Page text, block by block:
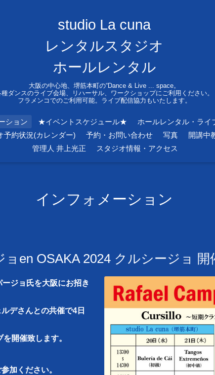
studio La cuna
レンタルスタジオ
ホールレンタル
大阪の中心地、堺筋本町の“Dance & Live ... space。
種ダンスのライブ会場、リハーサル、ワークショップにご利用ください。
フラメンコでのご利用可能。ライブ配信協力もいたします。
ション ★イベントスケジュール★
ホールレンタル・ライ
予約状況(カレンダー) 予約・お問い合わせ 写真
開講中
管理人 井上光正
スタジオ情報・アクセス
インフォメーション
en OSAKA 2024 クルシージョ 開
ジョ氏を大阪にお招き
デさんとの共催で4日
開催致します。
加ください。